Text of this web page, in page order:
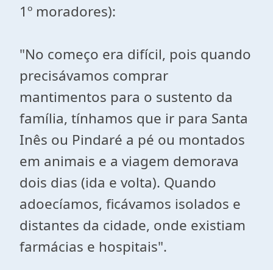
1º moradores):
"No começo era difícil, pois quando
precisávamos comprar
mantimentos para o sustento da
família, tínhamos que ir para Santa
Inês ou Pindaré a pé ou montados
em animais e a viagem demorava
dois dias (ida e volta). Quando
adoecíamos, ficávamos isolados e
distantes da cidade, onde existiam
farmácias e hospitais".